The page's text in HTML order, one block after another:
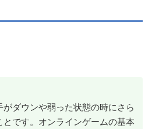
ダウンや弱った状態の時にさら
とです。オンラインゲームの基本